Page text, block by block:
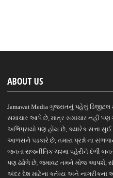
ABOUT US
Jamawat Media ગુજરાતનું પહેલું
સમાચાર આપે છે, માત્ર સમાચાર નહીં
અભિપ્રાયો પણ હોય છે, ક્યારેક સત્તા સુઈ
આળસને પડકારે છે, તમારા પ્રશ્નો ના
જનતા રાજનીતિક ચશ્મા પહેરીને દંભી
પણ ઢંઢોળે છે, જમાવટ તમને મોજ આપશે,
અંદર દેશ માટેના કર્તવ્ય અને નાગરીકના